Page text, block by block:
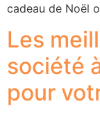
cadeau de Noël
Les
société
pour